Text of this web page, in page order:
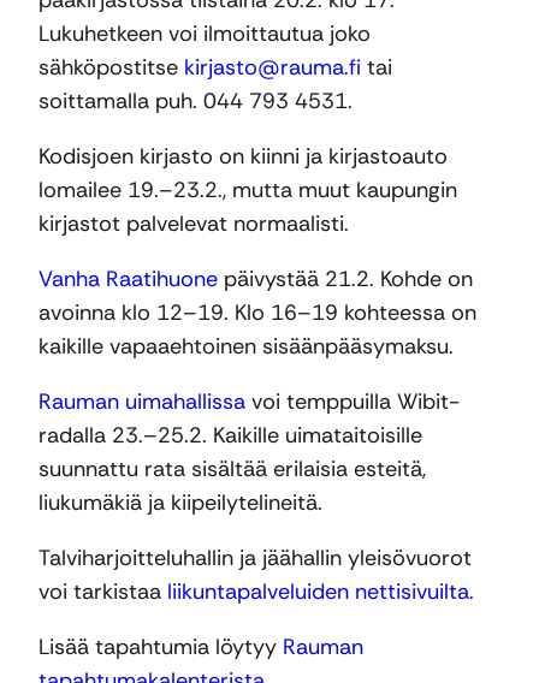
Lukuhetkeen voi ilmoittautua joko
sähköpostitse kirjasto@rauma.fi tai
soittamalla puh. 044 793 4531.
Kodisjoen kirjasto on kiinni ja kirjastoauto
lomailee 19.–23.2., mutta muut kaupungin
kirjastot palvelevat normaalisti.
Vanha Raatihuone päivystää 21.2. Kohde on
avoinna klo 12–19. Klo 16–19 kohteessa on
kaikille vapaaehtoinen sisäänpääsymaksu.
Rauman uimahallissa voi temppuilla Wibit-
radalla 23.–25.2. Kaikille uimataitoisille
suunnattu rata sisältää erilaisia esteitä,
liukumäkiä ja kiipeilytelineitä.
Talviharjoitteluhallin ja jäähallin yleisövuorot
voi tarkistaa liikuntapalveluiden nettisivuilta.
Lisää tapahtumia löytyy Rauman